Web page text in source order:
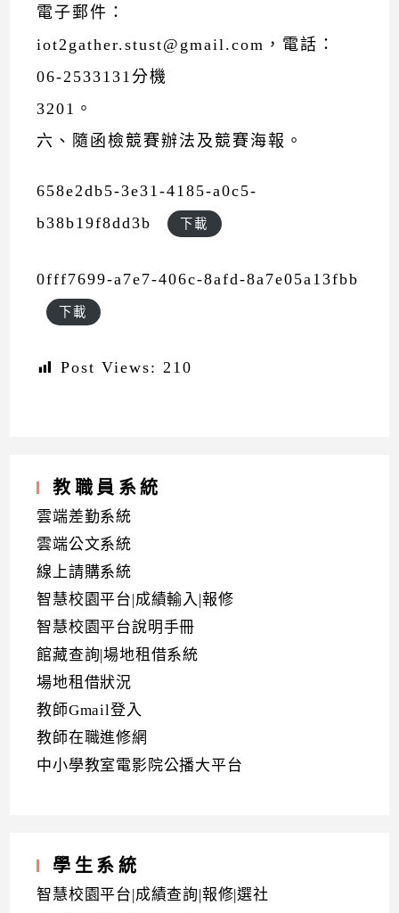
電子郵件：
iot2gather.stust@gmail.com，電話：
06-2533131分機
3201。
六、隨函檢競賽辦法及競賽海報。
658e2db5-3e31-4185-a0c5-
b38b19f8dd3b
下載
0fff7699-a7e7-406c-8afd-8a7e05a13fbb
下載
Post Views: 210
教職員系統
雲端差勤系統
雲端公文系統
線上請購系統
智慧校園平台|成績輸入|報修
智慧校園平台說明手冊
館藏查詢|場地租借系統
場地租借狀況
教師Gmail登入
教師在職進修網
中小學教室電影院公播大平台
學生系統
智慧校園平台|成績查詢|報修|選社